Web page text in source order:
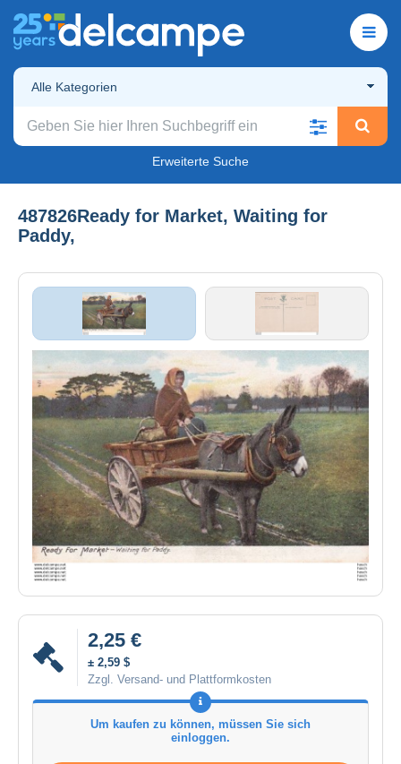
Alle Kategorien
Erweiterte Suche
487826Ready for Market, Waiting for
Paddy,
2,25 €
± 2,59 $
Zzgl. Versand- und Plattformkosten
Um kaufen zu können, müssen Sie sich
einloggen.